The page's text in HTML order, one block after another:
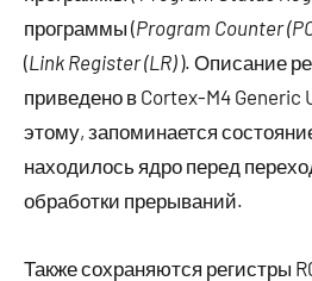
программы (Program Counter
(Link Register (LR)). Описание
приведено в Cortex-M4 Generic
этому, запоминается
находилось ядро перед
обработки прерываний.
Также сохраняются регистры